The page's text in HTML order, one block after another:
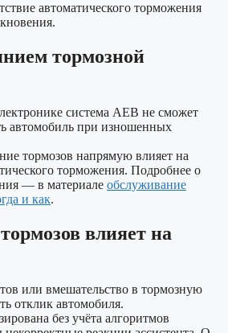
автоматического торможения
тормозной
система AEB не сможет
автомобиль при изношенных
тормозов напрямую влияет на
торможения. Подробнее о
— в материале обслуживание
и как.
влияет на
или вмешательство в тормозную
отклик автомобиля.
без учёта алгоритмов